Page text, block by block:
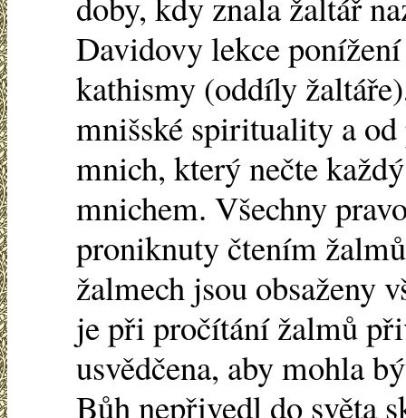
Davidovy lekce
kathismy (oddíly
mnišské spirituality a od
mnich, který nečte
mnichem. Všechny
proniknuty čtením
žalmech jsou obsaženy
je při pročítání žalmů
usvědčena, aby mohla
Bůh nepřivedl do světa